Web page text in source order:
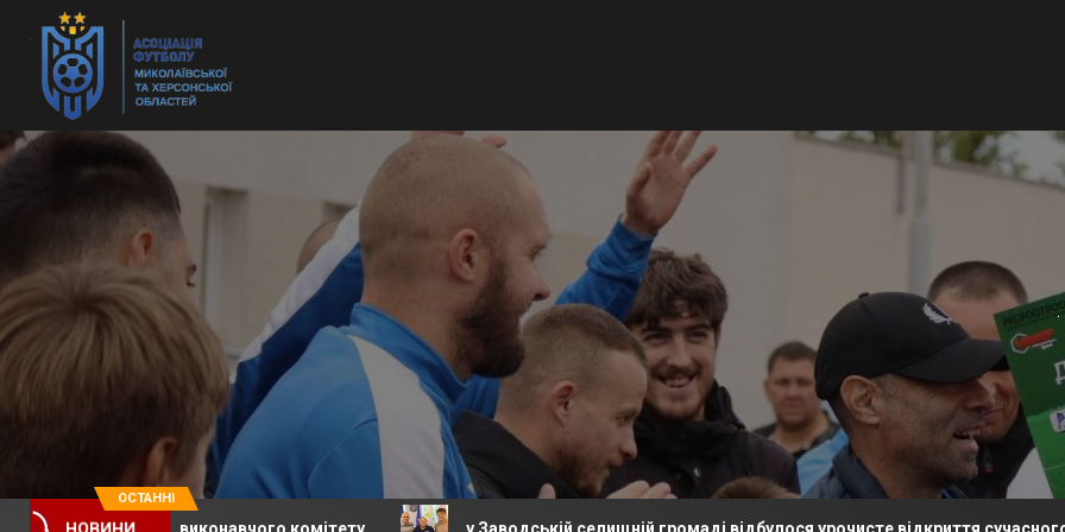
ОСТАННІ
виконавчого комітету у Заводській селищній громаді відбулося урочисте відкриття сучасного